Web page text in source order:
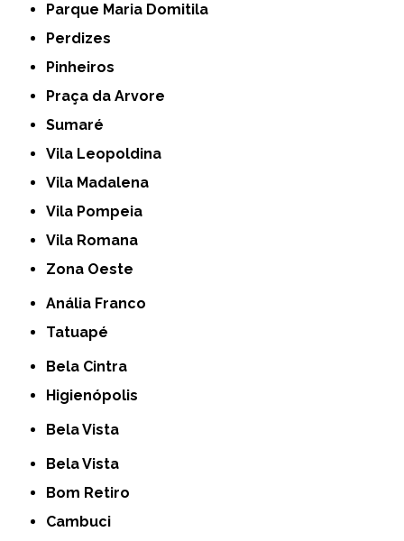
Parque Maria Domitila
Perdizes
Pinheiros
Praça da Arvore
Sumaré
Vila Leopoldina
Vila Madalena
Vila Pompeia
Vila Romana
Zona Oeste
Anália Franco
Tatuapé
Bela Cintra
Higienópolis
Bela Vista
Bela Vista
Bom Retiro
Cambuci